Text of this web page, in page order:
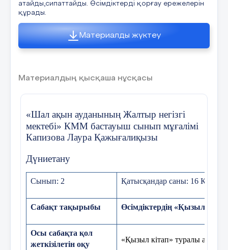
Жабайы мәдени
Суретте нелерді көріп тұрмыз?
Суретте адамдар қандай өсімдікті баптап
Қандай мәдени өсімдіктерді білесіңдер?
Жабайы өсімдіктерді ата
Біржылдық, екіжылдық, көпжылдық
Мәтіндерді оқы, мазмұнын айт.
Үйге тапсырма
атайды,сипаттайды. Өсімдіктерді қорғау ережелерін
құрады.
Материалды жүктеу
Материалдың қысқаша нұсқасы
«Шал ақын ауданының Жалтыр негізгі
мектебі» КММ бастауыш сынып мұғалімі
Капизова Лаура Қажығалиқызы
Дүниетану
Сынып: 2 Қатысқандар саны: 16
Сабақт тақырыбы Өсімдіктердің «Қызыл
Осы сабақта қол
жеткізілетін оқу
«Қызыл кітап» туралы